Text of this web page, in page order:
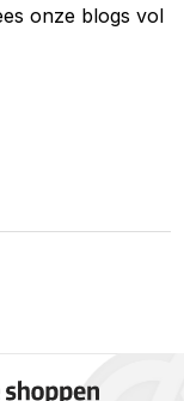
onze blogs vol